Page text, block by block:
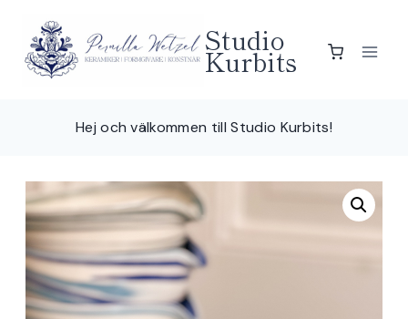
content
Studio
Kurbits
Hej och välkommen till Studio Kurbits!